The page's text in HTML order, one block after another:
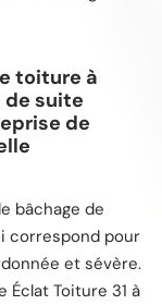
toiture à
de suite
de
bâchage de
correspond pour
et sévère.
Éclat Toiture 31 à